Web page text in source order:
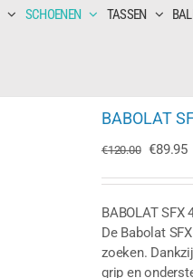
SCHOENEN TASSEN
BABOLAT
€120.00
was:
€120.00.
€89.95
BABOLAT SFX
De Babolat
zoeken.
grip en